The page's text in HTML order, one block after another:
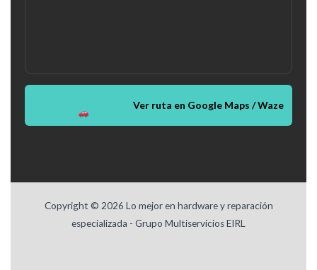
Ver ruta en Google Maps / Waze
Copyright © 2026 Lo mejor en hardware y reparación
especializada - Grupo Multiservicios EIRL